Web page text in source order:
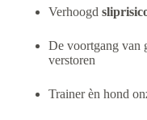
Verhoogd
De voortgang van
verstoren
Trainer èn hond